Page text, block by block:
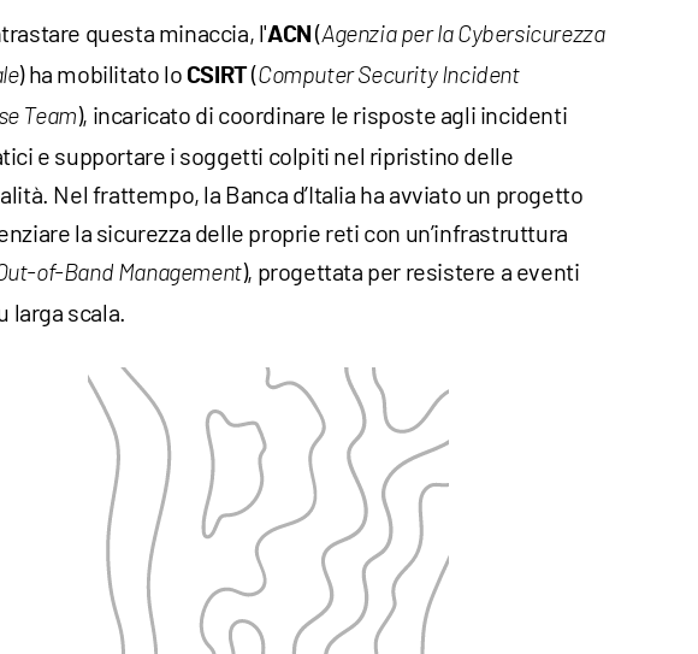
questa minaccia, l'ACN (Agenzia per la Cybersicurezza
) ha mobilitato lo CSIRT(Computer Security Incident
Team), incaricato di coordinare le risposte agli incidenti
e supportare i soggetti colpiti nel ripristino delle
Nel frattempo, la Banca d’Italia ha avviato un progetto
la sicurezza delle proprie reti con un’infrastruttura
of-Band Management), progettata per resistere a eventi
larga scala.